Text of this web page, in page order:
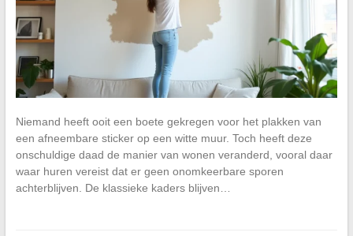
Niemand heeft ooit een boete gekregen voor het plakken van
een afneembare sticker op een witte muur. Toch heeft deze
onschuldige daad de manier van wonen veranderd, vooral daar
waar huren vereist dat er geen onomkeerbare sporen
achterblijven. De klassieke kaders blijven…